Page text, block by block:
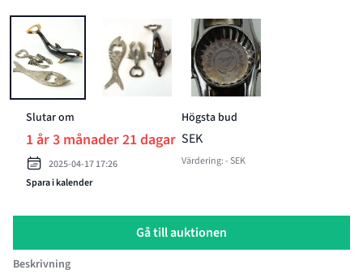
Slutar om
1 år 3 månader 21 dagar
2025-04-17 17:26
Spara i kalender
Högsta bud
SEK
Värdering: - SEK
Gå till auktionen
Beskrivning